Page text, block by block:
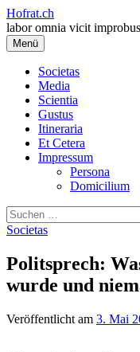
Springe
zum
Inhalt
Hofrat.ch
labor omnia vicit improbus
Menü
Societas
Media
Scientia
Gustus
Itineraria
Et Cetera
Impressum
Persona
Domicilium
Suchen
nach:
Societas
Politsprech:
wurde und
Veröffentlicht am 3. Mai